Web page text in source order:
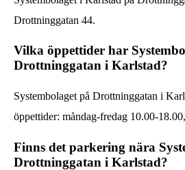
Drottninggatan 44.
Vilka öppettider har
Drottninggatan i Karlstad?
Systembolaget på Drottninggatan i
öppettider: måndag-fredag 10.00-
Finns det parkering nära
Drottninggatan i Karlstad?